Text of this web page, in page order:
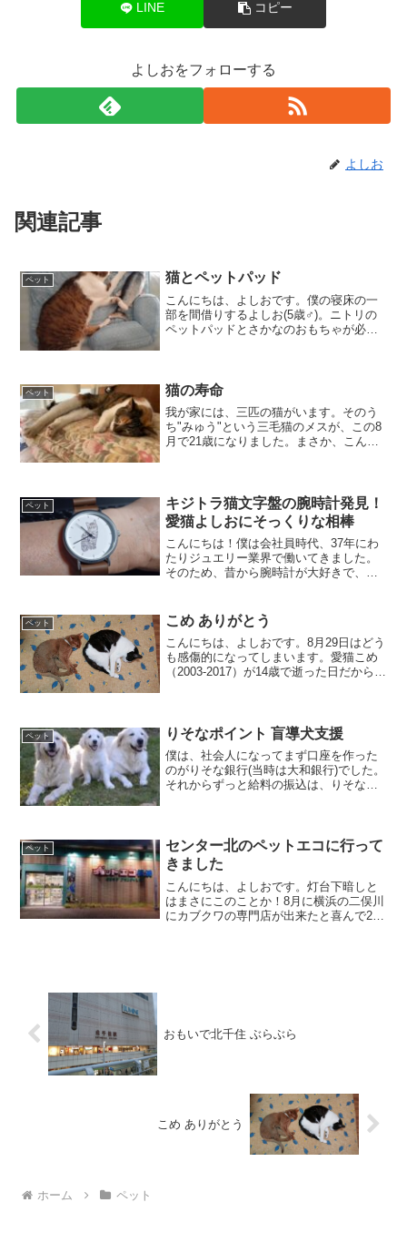
LINE コピー
よしおをフォローする
よしお
関連記事
ペット 猫とペットパッド
こんにちは、よしおです。僕の寝床の一
部を間借りするよしお(5歳♂)。ニトリの
ペットパッドとさかなのおもちゃが必須
デブリアン、つち...
ペット 猫の寿命
我が家には、三匹の猫がいます。そのう
ち"みゅう"という三毛猫のメスが、この8
月で21歳になりました。まさか、こんな
ペット
キジトラ猫文字盤の腕時計発見！
愛猫よしおにそっくりな相棒
こんにちは！僕は会社員時代、37年にわ
たりジュエリー業界で働いてきました。
そのため、昔から腕時計が大好きで、こ
ックスは、20年以上経った今でも大切な
相棒として愛用してい...
ペット こめ ありがとう
こんにちは、よしおです。8月29日はどう
も感傷的になってしまいます。愛猫こめ
（2003-2017）が14歳で逝った日だからで
本...
ペット りそなポイント 盲導犬支援
僕は、社会人になってまず口座を作った
のがりそな銀行(当時は大和銀行)でした。
それからずっと給料の振込は、りそな銀
ては、微々たるユーザーでしょうが、個
人的には長いお付き合いです。
ペット
センター北のペットエコに行って
きました
こんにちは、よしおです。灯台下暗しと
はまさにこのことか！8月に横浜の二俣川
にカブクワの専門店が出来たと喜んで2度
おもいで北千住 ぶらぶら
こめ ありがとう
ホーム ペット